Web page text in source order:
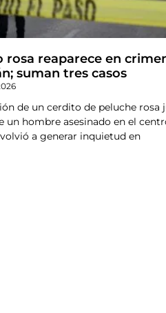
rosa reaparece en
suman tres casos
de un cerdito de peluche rosa
un hombre asesinado en el
a generar inquietud en